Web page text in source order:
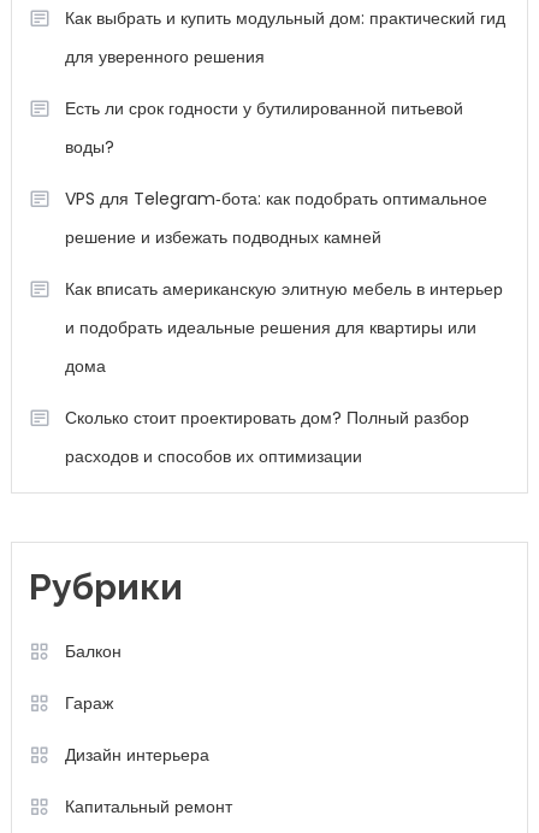
Как выбрать и купить модульный дом: практический гид
для уверенного решения
Есть ли срок годности у бутилированной питьевой
воды?
VPS для Telegram‑бота: как подобрать оптимальное
решение и избежать подводных камней
Как вписать американскую элитную мебель в интерьер
и подобрать идеальные решения для квартиры или
дома
Сколько стоит проектировать дом? Полный разбор
расходов и способов их оптимизации
Рубрики
Балкон
Гараж
Дизайн интерьера
Капитальный ремонт